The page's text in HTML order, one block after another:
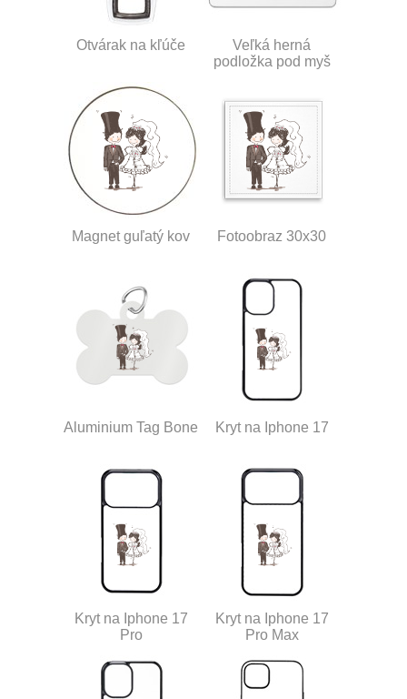
Otvárak na kľúče
Veľká herná
podložka pod myš
Magnet guľatý kov Fotoobraz 30x30
Aluminium Tag Bone Kryt na Iphone 17
Kryt na Iphone 17
Pro
Kryt na Iphone 17
Pro Max